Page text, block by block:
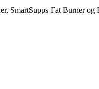
SmartSupps Fat Burner